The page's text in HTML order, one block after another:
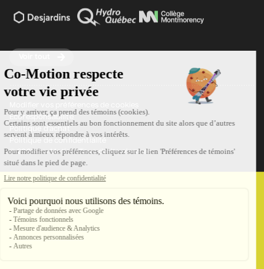
© 2026 Co-Motion. Tous droits réservés.
Écoresponsabilité
Politique de confidentialité